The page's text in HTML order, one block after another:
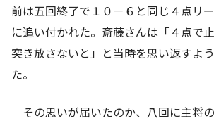
前は五回終了で１０－６と同じ４点リ
に追い付かれた。斎藤さんは「４点で
突き放さないと」と当時を思い返すよ
た。
その思いが届いたのか、八回に主将